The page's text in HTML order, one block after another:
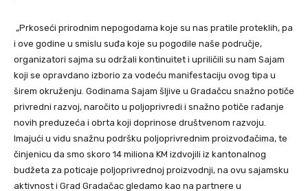
„Prkoseći prirodnim nepogodama koje su nas pratile proteklih, pa
i ove godine u smislu suđa koje su pogodile naše područje,
organizatori sajma su održali kontinuitet i upriličili su nam Sajam
koji se opravdano izborio za vodeću manifestaciju ovog tipa u
širem okruženju. Godinama Sajam šljive u Gradačcu snažno potiče
privredni razvoj, naročito u poljoprivredi i snažno potiče rađanje
novih preduzeća i obrta koji doprinose društvenom razvoju.
Imajući u vidu snažnu podršku poljoprivrednim proizvođačima, te
činjenicu da smo skoro 14 miliona KM izdvojili iz kantonalnog
budžeta za poticaje poljoprivrednoj proizvodnji, na ovu sajamsku
aktivnost i Grad Gradačac gledamo kao na partnere u